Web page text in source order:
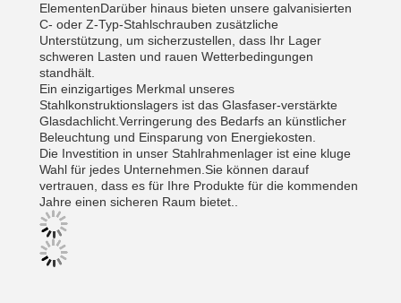
ElementenDarüber hinaus bieten unsere galvanisierten
C- oder Z-Typ-Stahlschrauben zusätzliche
Unterstützung, um sicherzustellen, dass Ihr Lager
schweren Lasten und rauen Wetterbedingungen
standhält.
Ein einzigartiges Merkmal unseres
Stahlkonstruktionslagers ist das Glasfaser-verstärkte
Glasdachlicht.Verringerung des Bedarfs an künstlicher
Beleuchtung und Einsparung von Energiekosten.
Die Investition in unser Stahlrahmenlager ist eine kluge
Wahl für jedes Unternehmen.Sie können darauf
vertrauen, dass es für Ihre Produkte für die kommenden
Jahre einen sicheren Raum bietet..